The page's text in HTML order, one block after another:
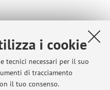
i cookie
tecnici necessari per il suo
di tracciamento
il tuo consenso.